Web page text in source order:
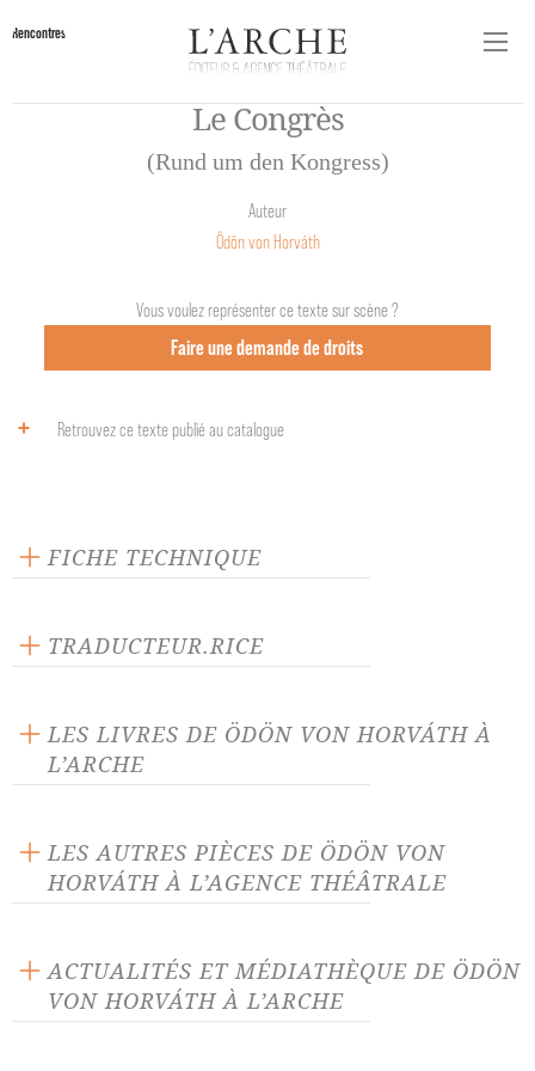
Rencontres
Le Congrès
(Rund um den Kongress)
Auteur
Ödön von Horváth
Vous voulez représenter ce texte sur scène ?
Faire une demande de droits
Retrouvez ce texte publié au catalogue
FICHE TECHNIQUE
Langue source : allemand
Nombre de personnages masculins : 11
TRADUCTEUR.RICE
LES LIVRES DE ÖDÖN VON HORVÁTH À
L’ARCHE
LES AUTRES PIÈCES DE ÖDÖN VON
HORVÁTH À L’AGENCE THÉÂTRALE
Dosa (fragments)
Elisabeth, beauté de
Thuringe
ACTUALITÉS ET MÉDIATHÈQUE DE ÖDÖN
VON HORVÁTH À L’ARCHE